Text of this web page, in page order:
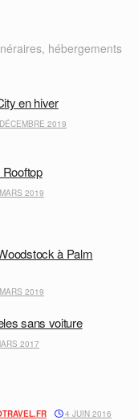
hébergements
en hiver
2019
2019
à Palm
2019
sans voiture
2017
4 JUIN 2016